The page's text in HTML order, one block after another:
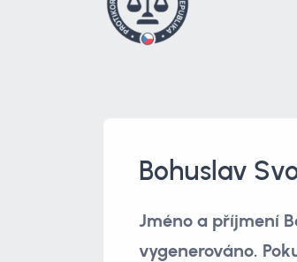
Bohuslav
Jméno a příjmení
vygenerováno.